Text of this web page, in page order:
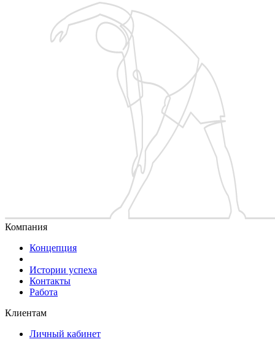
Компания
Концепция
Истории успеха
Контакты
Работа
Клиентам
Личный кабинет